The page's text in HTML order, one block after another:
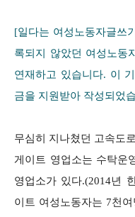
[일다는 여성노동자글쓰
록되지 않았던 여성노동
연재하고 있습니다. 이
금을 지원받아 작성되었
무심히 지나쳤던 고속도
게이트 영업소는 수탁운
영업소가 있다.(2014년
이트 여성노동자는 7천